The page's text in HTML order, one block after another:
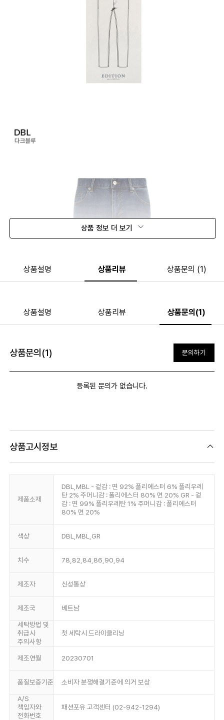
상품 정보 더 보기
상품설명 상품리뷰 상품문의 (1)
상품설명 상품리뷰 상품문의(1)
상품문의(1) 문의하기
등록된 문의가 없습니다.
상품고시정보
제품소재
DBL,MBL - 겉감 : 면 92% 폴리에스터 6% 폴리우레
탄 2% 주머니감 : 폴리에스터 80% 면 20% GR - 겉
감 : 면 99% 폴리우레탄 1% 주머니감 : 폴리에스터
80% 면 20%
색상 DBL,MBL,GR
치수 78,82,84,86,90,94
제조자 신성통상
제조국 베트남
세탁방법 및
취급시
주의사항
첫 세탁시 드라이클리닝
제조연월 20230701
품질보증기준 소비자 분쟁해결기준에 의거 보상
A/S
책임자와
전화번호
패션포유 고객센터 (02-942-1294)